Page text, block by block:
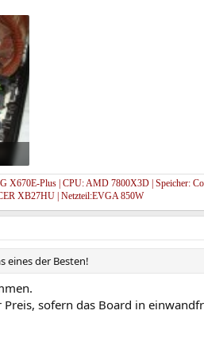
X670E-Plus | CPU: AMD 7800X3D | Speicher:
XB27HU | Netzteil:EVGA 850W
eines der Besten!
sofern das Board in